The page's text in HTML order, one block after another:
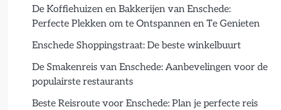
De Koffiehuizen en Bakkerijen van Enschede:
Perfecte Plekken om te Ontspannen en Te Genieten
Enschede Shoppingstraat: De beste winkelbuurt
De Smakenreis van Enschede: Aanbevelingen voor de
populairste restaurants
Beste Reisroute voor Enschede: Plan je perfecte reis